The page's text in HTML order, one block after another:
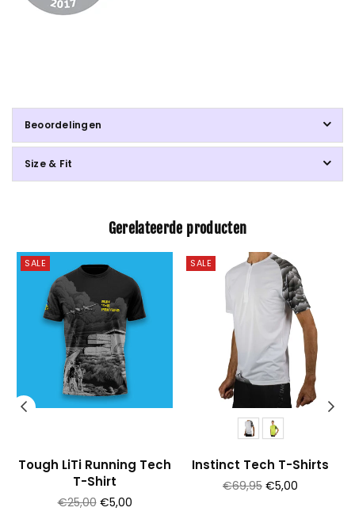
Beoordelingen
Size & Fit
Gerelateerde producten
SALE
Tough LiTi Running Tech
T-Shirt
Prijs
€25,00 €5,00
SALE
Instinct Tech T-Shirts
Prijs
€69,95 €5,00